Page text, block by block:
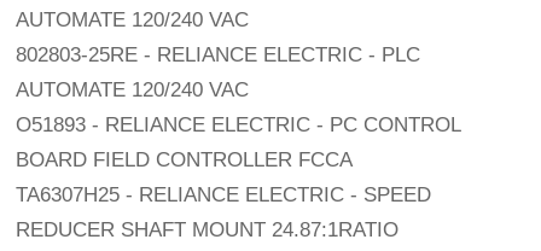
AUTOMATE 120/240 VAC
802803-25RE - RELIANCE ELECTRIC - PLC
AUTOMATE 120/240 VAC
O51893 - RELIANCE ELECTRIC - PC CONTROL
BOARD FIELD CONTROLLER FCCA
TA6307H25 - RELIANCE ELECTRIC - SPEED
REDUCER SHAFT MOUNT 24.87:1RATIO